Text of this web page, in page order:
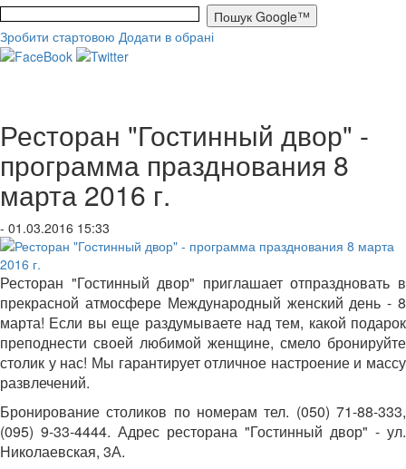
Зробити стартовою Додати в обрані
Ресторан "Гостинный двор" -
программа празднования 8
марта 2016 г.
- 01.03.2016 15:33
Ресторан "Гостинный двор" приглашает отпраздновать в
прекрасной атмосфере Международный женский день - 8
марта! Если вы еще раздумываете над тем, какой подарок
преподнести своей любимой женщине, смело бронируйте
столик у нас! Мы гарантирует отличное настроение и массу
развлечений.
Бронирование столиков по номерам тел. (050) 71-88-333,
(095) 9-33-4444. Адрес ресторана "Гостинный двор" - ул.
Николаевская, 3А.